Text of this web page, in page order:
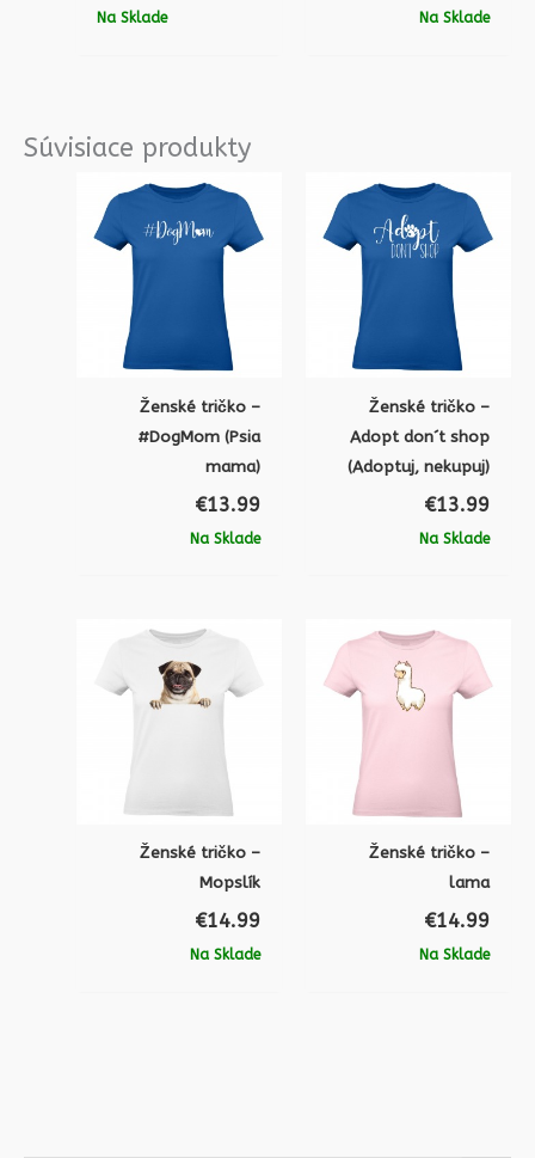
Na Sklade Na Sklade
Súvisiace produkty
Ženské tričko –
#DogMom (Psia
mama)
€13.99
Na Sklade
Ženské tričko –
Adopt don´t shop
(Adoptuj, nekupuj)
€13.99
Na Sklade
Ženské tričko –
Mopslík
€14.99
Na Sklade
Ženské tričko –
lama
€14.99
Na Sklade